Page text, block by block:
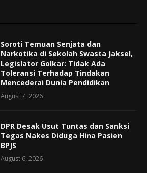
Soroti Temuan Senjata dan
Narkotika di Sekolah Swasta Jaksel,
Legislator Golkar: Tidak Ada
Toleransi Terhadap Tindakan
Mencederai Dunia Pendidikan
August 7, 2026
DPR Desak Usut Tuntas dan Sanksi
Tegas Nakes Diduga Hina Pasien
BPJS
August 6, 2026